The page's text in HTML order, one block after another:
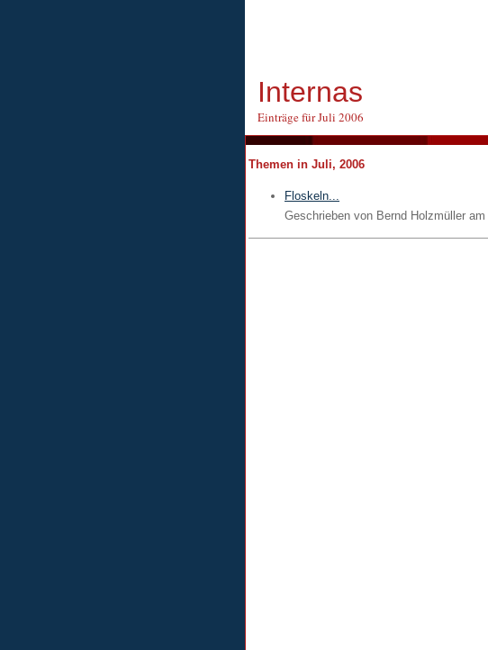
Internas
Einträge für Juli 2006
Themen in Juli, 2006
Floskeln...
Geschrieben von Bernd Holzmüller am